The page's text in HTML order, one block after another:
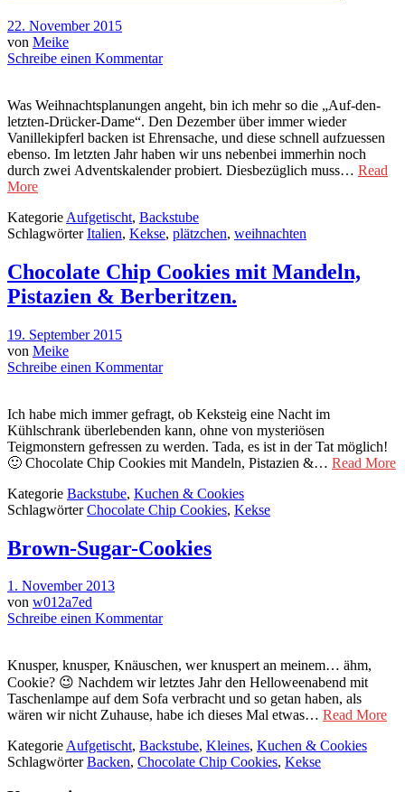
22. November 2015
von Meike
Schreibe einen Kommentar
Was Weihnachtsplanungen angeht, bin ich mehr so die „Auf-den-
letzten-Drücker-Dame“. Den Dezember über immer wieder
Vanillekipferl backen ist Ehrensache, und diese schnell aufzuessen
ebenso. Im letzten Jahr haben wir uns nebenbei immerhin noch
durch zwei Adventskalender probiert. Diesbezüglich muss… Read
More
Kategorie Aufgetischt, Backstube
SchlagwörterItalien, Kekse, plätzchen, weihnachten
Chocolate Chip Cookies mit Mandeln,
Pistazien & Berberitzen.
19. September 2015
von Meike
Schreibe einen Kommentar
Ich habe mich immer gefragt, ob Keksteig eine Nacht im
Kühlschrank überlebenden kann, ohne von mysteriösen
Teigmonstern gefressen zu werden. Tada, es ist in der Tat möglich!
🙂 Chocolate Chip Cookies mit Mandeln, Pistazien &… Read More
Kategorie Backstube, Kuchen & Cookies
SchlagwörterChocolate Chip Cookies, Kekse
Brown-Sugar-Cookies
1. November 2013
von w012a7ed
Schreibe einen Kommentar
Knusper, knusper, Knäuschen, wer knuspert an meinem… ähm,
Cookie? 😉 Nachdem wir letztes Jahr den Helloweenabend mit
Taschenlampe auf dem Sofa verbracht und so getan haben, als
wären wir nicht Zuhause, habe ich dieses Mal etwas… Read More
KategorieAufgetischt, Backstube, Kleines, Kuchen & Cookies
SchlagwörterBacken, Chocolate Chip Cookies, Kekse